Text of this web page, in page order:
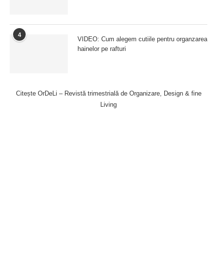
4
VIDEO: Cum alegem cutiile pentru organzarea
hainelor pe rafturi
Citește OrDeLi – Revistă trimestrială de Organizare, Design & fine
Living